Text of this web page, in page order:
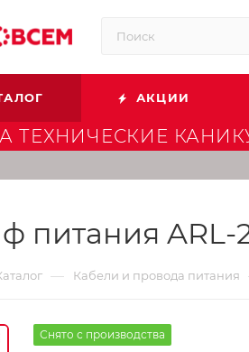
АКЦИИ
ТЕХНИЧЕСКИЕ
питания ARL-
— Кабели и провода питания
Снято с производства